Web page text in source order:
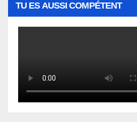
TU ES AUSSI COMPÉTENT